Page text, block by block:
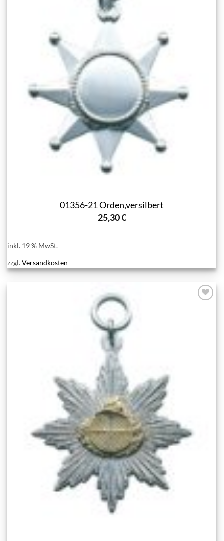
01356-21 Orden,versilbert
25,30€
inkl. 19 % MwSt.
zzgl.Versandkosten